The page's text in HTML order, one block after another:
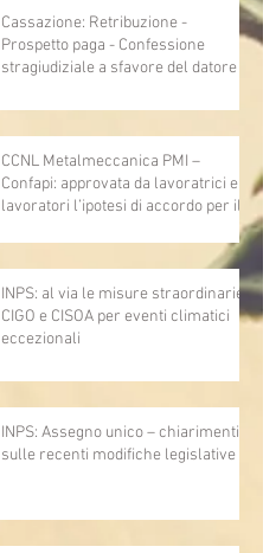
Cassazione: Retribuzione -
Prospetto paga - Confessione
stragiudiziale a sfavore del datore di
articoli 1362, 2697, 2730, 2732, 2734
e 2735)
CCNL Metalmeccanica PMI –
Confapi: approvata da lavoratrici e
lavoratori l’ipotesi di accordo per il
INPS: al via le misure straordinarie
CIGO e CISOA per eventi climatici
eccezionali
INPS: Assegno unico – chiarimenti
sulle recenti modifiche legislative